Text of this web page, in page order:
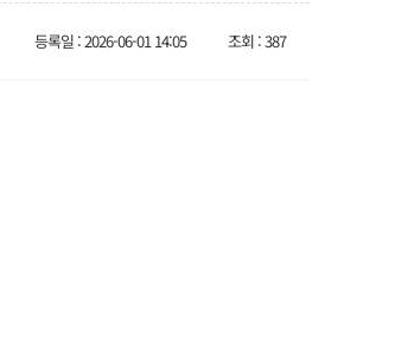
조회 : 387
등록일 : 2026-06-01 14:05